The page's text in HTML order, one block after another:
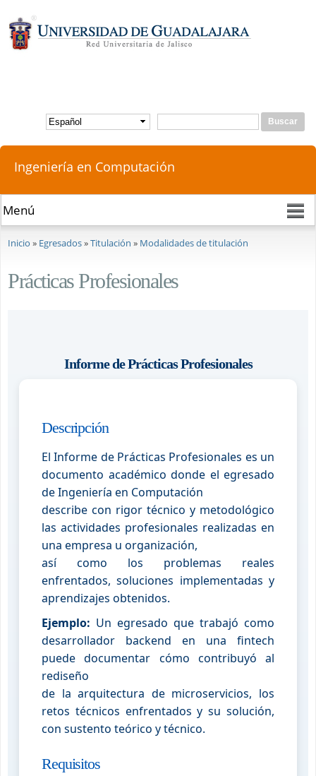
principal
Formulario de búsqueda
Buscar
Ingeniería en Computación
Inicio » Egresados»Titulación » Modalidades de titulación
Prácticas Profesionales
Informe de Prácticas Profesionales
Descripción
El Informe de Prácticas Profesionales es un
documento académico donde el egresado
de Ingeniería en Computación
describe con rigor técnico y metodológico
las actividades profesionales realizadas en
una empresa u organización,
así como los problemas reales
enfrentados, soluciones implementadas y
aprendizajes obtenidos.
Ejemplo: Un egresado que trabajó como
desarrollador backend en una fintech
puede documentar cómo contribuyó al
rediseño
de la arquitectura de microservicios, los
retos técnicos enfrentados y su solución,
con sustento teórico y técnico.
Requisitos